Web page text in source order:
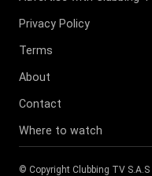
Privacy Policy
Terms
About
Contact
Where to watch
© Copyright Clubbing TV S.A.S